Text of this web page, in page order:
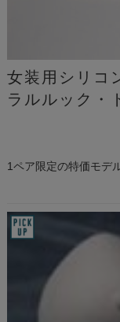
女装用シリコ
ラルルック・
1ペア限定の特価モデ